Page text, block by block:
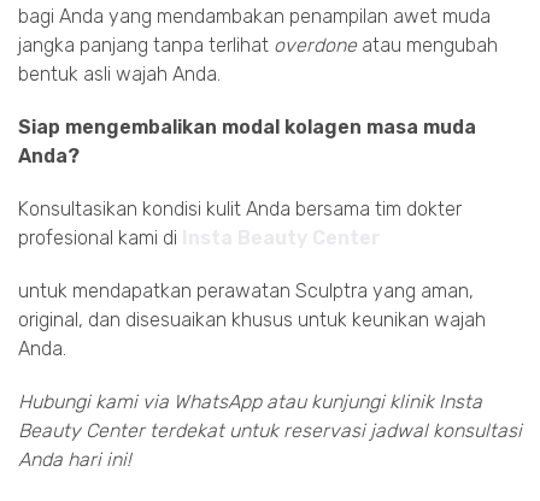
bagi Anda yang mendambakan penampilan awet muda
jangka panjang tanpa terlihat overdoneatau mengubah
bentuk asli wajah Anda.
Siap mengembalikan modal kolagen masa muda
Anda?
Konsultasikan kondisi kulit Anda bersama tim dokter
profesional kami di
untuk mendapatkan perawatan Sculptra yang aman,
original, dan disesuaikan khusus untuk keunikan wajah
Anda.
Hubungi kami via WhatsApp atau kunjungi klinik Insta
Beauty Center terdekat untuk reservasi jadwal konsultasi
Anda hari ini!